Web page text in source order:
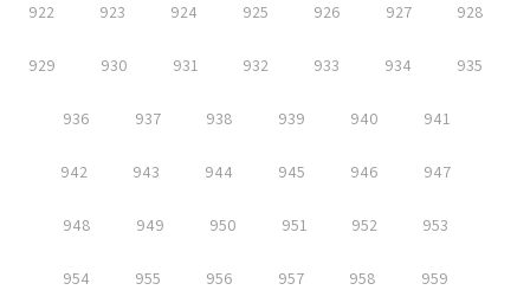
922 923 924 925 926 927 928
929 930 931 932 933 934 935
936 937 938 939 940 941
942 943 944 945 946 947
948 949 950 951 952 953
954 955 956 957 958 959